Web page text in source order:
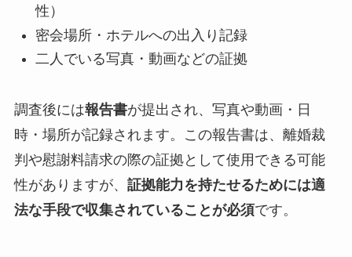
性）
密会場所・ホテルへの出入り記録
二人でいる写真・動画などの証拠
調査後には報告書が提出され、写真や動画・日
時・場所が記録されます。この報告書は、離婚裁
判や慰謝料請求の際の証拠として使用できる可能
性がありますが、 証拠能力を持たせるためには適
法な手段で収集されていることが必須です。